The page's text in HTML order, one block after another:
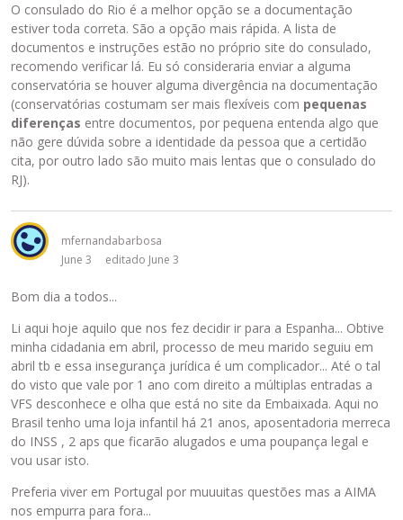
O consulado do Rio é a melhor opção se a documentação
estiver toda correta. São a opção mais rápida. A lista de
documentos e instruções estão no próprio site do consulado,
recomendo verificar lá. Eu só consideraria enviar a alguma
conservatória se houver alguma divergência na documentação
(conservatórias costumam ser mais flexíveis com pequenas
diferenças entre documentos, por pequena entenda algo que
não gere dúvida sobre a identidade da pessoa que a certidão
cita, por outro lado são muito mais lentas que o consulado do
RJ).
mfernandabarbosa
June 3
editado June 3
Bom dia a todos...
Li aqui hoje aquilo que nos fez decidir ir para a Espanha... Obtive
minha cidadania em abril, processo de meu marido seguiu em
abril tb e essa insegurança jurídica é um complicador... Até o tal
do visto que vale por 1 ano com direito a múltiplas entradas a
VFS desconhece e olha que está no site da Embaixada. Aqui no
Brasil tenho uma loja infantil há 21 anos, aposentadoria merreca
do INSS , 2 aps que ficarão alugados e uma poupança legal e
vou usar isto.
Preferia viver em Portugal por muuuitas questões mas a AIMA
nos empurra para fora...